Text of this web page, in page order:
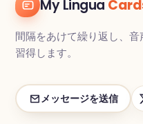
My Lingua
間隔をあけて繰り返し、
習得します。
メッセージを送信